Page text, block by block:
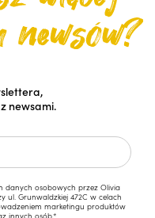
newsami.
danych osobowych przez Olivia
ul. Grunwaldzkiej 472C w celach
marketingu produktów
innych osób.*